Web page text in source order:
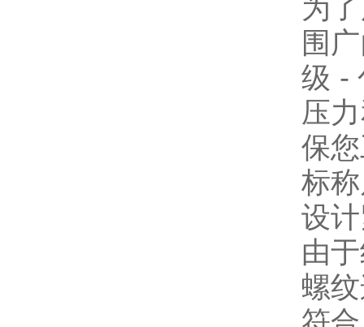
为
围
级 -
压
保
标
设
由
螺